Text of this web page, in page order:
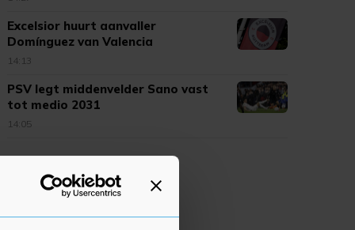
Excelsior huurt aanvaller
Domínguez van Valencia
14:13
PSV legt middenvelder Sano vast
tot medio 2031
14:05